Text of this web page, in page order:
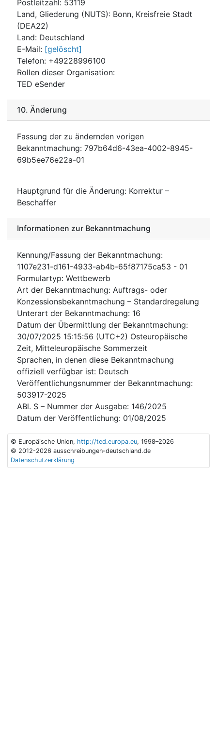
Postleitzahl : 53119
Land, Gliederung (NUTS): Bonn, Kreisfreie Stadt
(DEA22)
Land: Deutschland
E-Mail: [gelöscht]
Telefon: +49228996100
Rollen dieser Organisation:
TED eSender
10. Änderung
Fassung der zu ändernden vorigen
Bekanntmachung: 797b64d6-43ea-4002-8945-
69b5ee76e22a-01
Hauptgrund für die Änderung: Korrektur –
Beschaffer
Informationen zur Bekanntmachung
Kennung/Fassung der Bekanntmachung:
1107e231-d161-4933-ab4b-65f87175ca53 - 01
Formulartyp: Wettbewerb
Art der Bekanntmachung: Auftrags- oder
Konzessionsbekanntmachung – Standardregelung
Unterart der Bekanntmachung: 16
Datum der Übermittlung der Bekanntmachung:
30/07/2025 15:15:56 (UTC+2) Osteuropäische
Zeit, Mitteleuropäische Sommerzeit
Sprachen, in denen diese Bekanntmachung
offiziell verfügbar ist: Deutsch
Veröffentlichungsnummer der Bekanntmachung:
503917-2025
ABl. S – Nummer der Ausgabe: 146/2025
Datum der Veröffentlichung: 01/08/2025
© Europäische Union, http://ted.europa.eu, 1998–2026
© 2012-2026 ausschreibungen-deutschland.de
Datenschutzerklärung